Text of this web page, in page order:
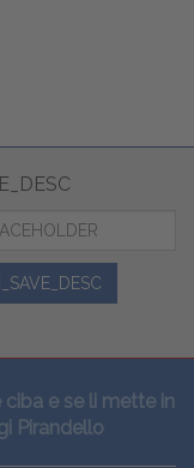
ciba e se li mette in
Pirandello